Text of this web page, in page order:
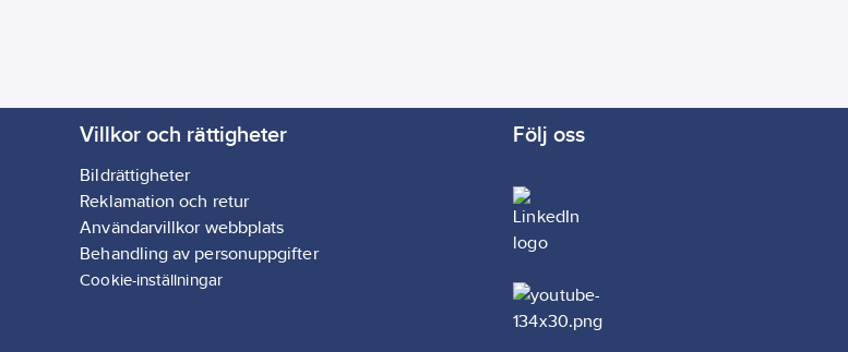
Villkor och rättigheter
Bildrättigheter
Reklamation och retur
Användarvillkor webbplats
Behandling av personuppgifter
Cookie-inställningar
Följ oss